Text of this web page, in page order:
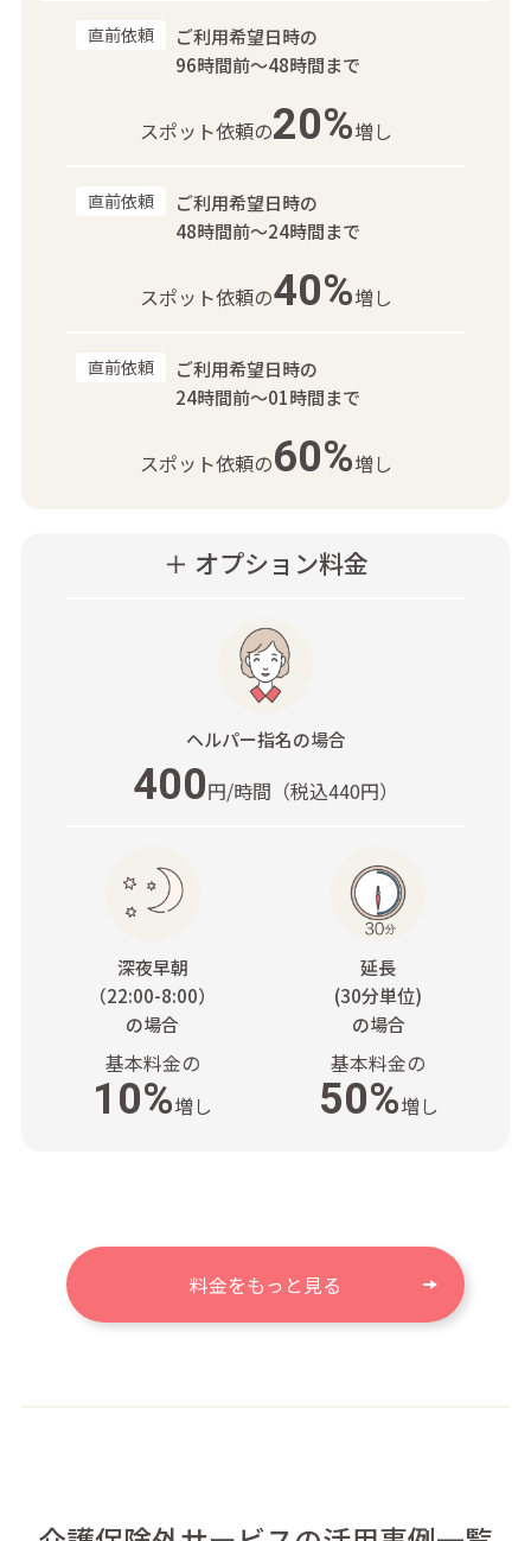
直前依頼
ご利用希望日時の
96時間前～48時間まで
スポット依頼の20%増し
直前依頼
ご利用希望日時の
48時間前～24時間まで
スポット依頼の40%増し
直前依頼
ご利用希望日時の
24時間前～01時間まで
スポット依頼の60%増し
＋ オプション料金
ヘルパー指名の場合
400円/時間 （税込440円）
深夜早朝
（22:00-8:00）
の場合
基本料金の
10%増し
延長
(30分単位)
の場合
基本料金の
50%増し
料金をもっと見る